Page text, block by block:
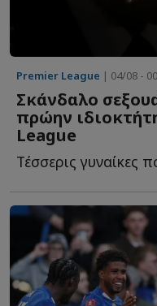
Premier League | 04/08 -
Σκάνδαλο
πρώην
League